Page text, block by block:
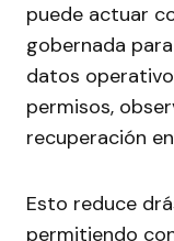
puede actuar
gobernada
datos
permisos,
recuperación
Esto reduce
permitiendo